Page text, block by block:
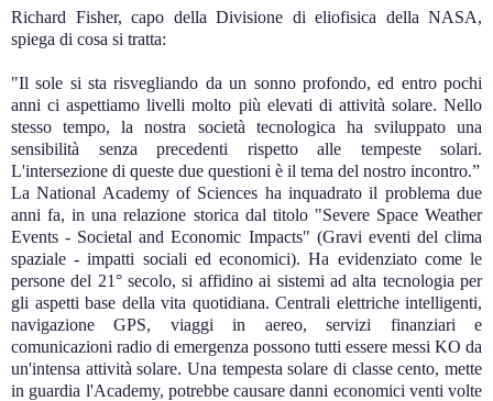
Richard Fisher, capo della Divisione di eliofisica della NASA,
spiega di cosa si tratta:
"Il sole si sta risvegliando da un sonno profondo, ed entro pochi
anni ci aspettiamo livelli molto più elevati di attività solare. Nello
stesso tempo, la nostra società tecnologica ha sviluppato una
sensibilità senza precedenti rispetto alle tempeste solari.
L'intersezione di queste due questioni è il tema del nostro incontro.”
La National Academy of Sciences ha inquadrato il problema due
anni fa, in una relazione storica dal titolo "Severe Space Weather
Events - Societal and Economic Impacts" (Gravi eventi del clima
spaziale - impatti sociali ed economici). Ha evidenziato come le
persone del 21° secolo, si affidino ai sistemi ad alta tecnologia per
gli aspetti base della vita quotidiana. Centrali elettriche intelligenti,
navigazione GPS, viaggi in aereo, servizi finanziari e
comunicazioni radio di emergenza possono tutti essere messi KO da
un'intensa attività solare. Una tempesta solare di classe cento, mette
in guardia l'Academy, potrebbe causare danni economici venti volte